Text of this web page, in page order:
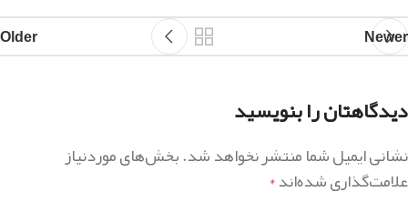
Newer
Older
دیدگاهتان را بنویسید
نشانی ایمیل شما منتشر نخواهد شد.بخش‌های موردنیاز
علامت‌گذاری شده‌اند*